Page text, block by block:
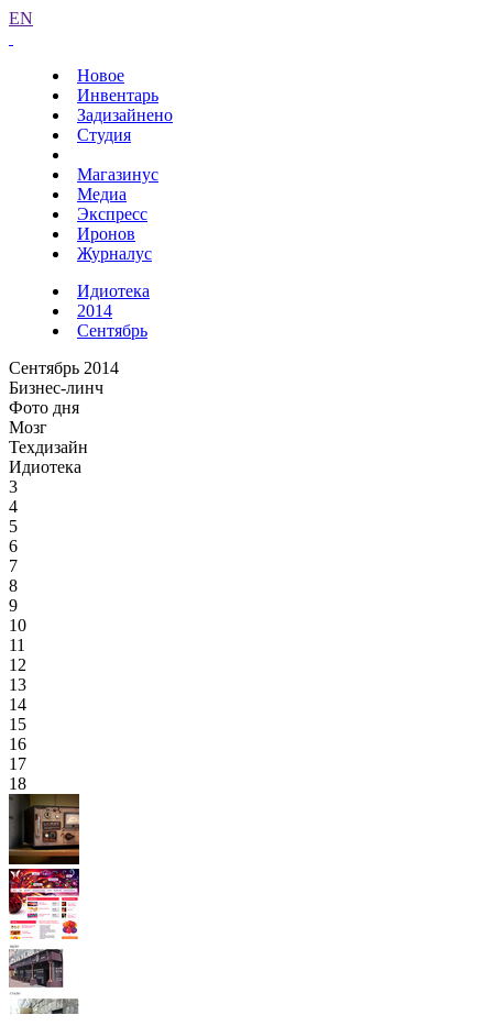
EN
Новое
Инвентарь
Задизайнено
Студия
Магазинус
Медиа
Экспресс
Иронов
Журналус
Идиотека
2014
Сентябрь
Сентябрь 2014
Бизнес-линч
Фото дня
Мозг
Техдизайн
Идиотека
3
4
5
6
7
8
9
10
11
12
13
14
15
16
17
18